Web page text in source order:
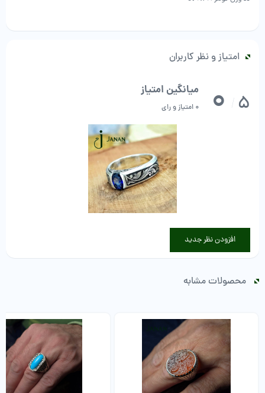
امتیاز و نظر کاربران
5
0 میانگین امتیاز
0 امتیاز و رای
افزودن نظر جدید
محصولات مشابه